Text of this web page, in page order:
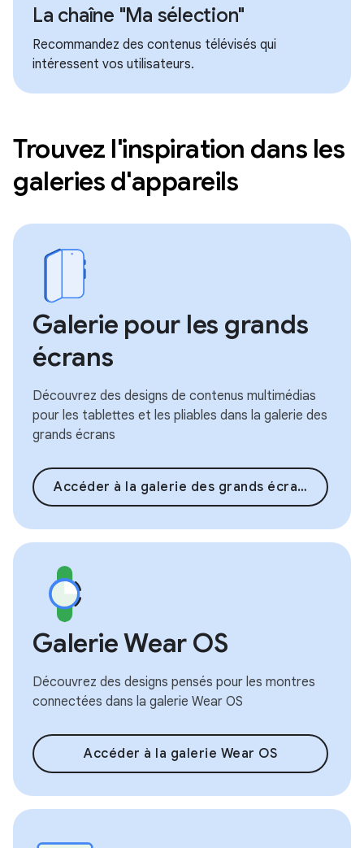
La chaîne "Ma sélection"
Recommandez des contenus télévisés qui
intéressent vos utilisateurs.
Trouvez l'inspiration dans les
galeries d'appareils
Galerie pour les grands
écrans
Découvrez des designs de contenus multimédias
pour les tablettes et les pliables dans la galerie des
grands écrans
Accéder à la galerie des grands écrans
Galerie Wear OS
Découvrez des designs pensés pour les montres
connectées dans la galerie Wear OS
Accéder à la galerie Wear OS